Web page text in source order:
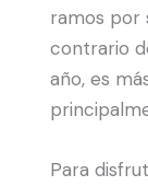
ramos por
contrario
año, es
Para